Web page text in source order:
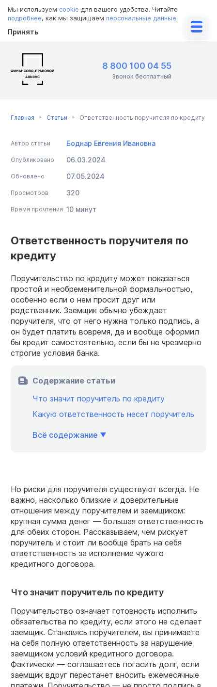
Мы используем cookie для вашего удобства. Читайте
подробнее, как мы защищаем персональные данные.
Принять
8 800 100 04 55
Звонок бесплатный
Главная Статьи Ответственность поручителя по кредиту
Автор статьи Боднар Евгения Ивановна
Опубликовано 06.03.2024
Обновлено 07.05.2024
Просмотров 320
Время прочтения 10 минут
Ответственность поручителя по
кредиту
Поручительство по кредиту может показаться
простой и необременительной формальностью,
особенно если о нем просит друг или
родственник. Заемщик обычно убеждает
поручителя, что от него нужна только подпись, а
он будет платить вовремя, да и вообще оформил
бы кредит самостоятельно, если бы не чрезмерно
строгие условия банка.
Содержание статьи
Что значит поручитель по кредиту
Какую ответственность несет поручитель
Всё содержание
Но риски для поручителя существуют всегда. Не
важно, насколько близкие и доверительные
отношения между поручителем и заемщиком:
крупная сумма денег — большая ответственность
для обеих сторон. Рассказываем, чем рискует
поручитель и стоит ли вообще брать на себя
ответственность за исполнение чужого
кредитного договора.
Что значит поручитель по кредиту
Поручительство означает готовность исполнить
обязательства по кредиту, если этого не сделает
заемщик. Становясь поручителем, вы принимаете
на себя полную ответственность за нарушение
заемщиком условий кредитного договора.
Фактически — соглашаетесь погасить долг, если
заемщик вдруг перестанет вносить ежемесячные